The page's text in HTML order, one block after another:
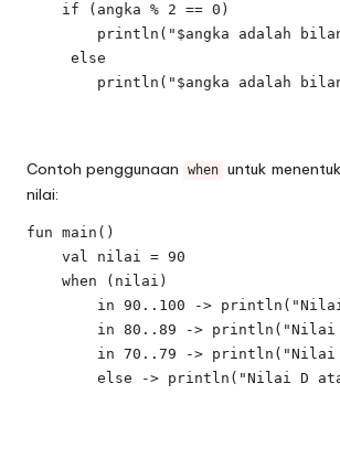
    if (angka % 2 == 0)
println("$angka adalah
     else
println("$angka adalah
Contoh penggunaan when untuk
nilai:
fun main()
    val nilai = 90
    when (nilai)
in 90..100 ->
in 80..89 -> println("Nilai
in 70..79 -> println("Nilai
else -> println("Nilai D